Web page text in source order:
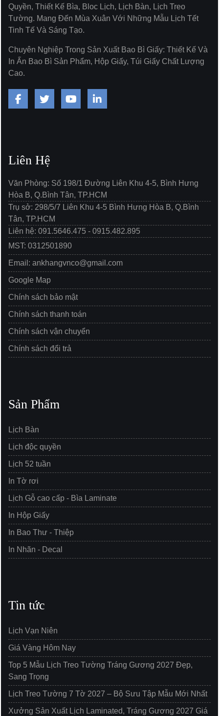
Quyền, Thiết Kế Bìa, Bloc Lịch, Lịch Bàn, Lịch Treo
Tường. Mang Đến Mùa Xuân Với Những Mẫu Lịch Tết
Tinh Tế Và Sáng Tạo.
Chuyên Nghiệp Trong Sản Xuất Bao Bì Giấy: Thiết Kế Và
In Ấn Bao Bì Sản Phẩm, Hộp Giấy, Túi Giấy Chất Lượng
Cao.
Liên Hệ
Văn Phòng: Số 198/1 Đường Liên Khu 4-5, Bình Hưng
Hòa B, Q.Bình Tân, TP.HCM
Trụ sở: 298/5/7 Liên Khu 4-5 Bình Hưng Hòa B, Q.Bình
Tân, TP.HCM
Liên hệ: 091.5646.475 - 0915.482.895
MST: 0312501890
Email: ankhangvnco@gmail.com
Google Map
Chính sách bảo mật
Chính sách thanh toán
Chính sách vận chuyển
Chính sách đổi trả
Sản Phẩm
Lịch Bàn
Lịch độc quyền
Lịch 52 tuần
In Tờ rơi
Lịch Gỗ cao cấp - Bìa Laminate
In Hộp Giấy
In Bao Thư - Thiệp
In Nhãn - Decal
Tin tức
Lịch Vạn Niên
Giá Vàng Hôm Nay
Top 5 Mẫu Lịch Treo Tường Tráng Gương 2027 Đẹp,
Sang Trọng
Lịch Treo Tường 7 Tờ 2027 – Bộ Sưu Tập Mẫu Mới Nhất
Xưởng Sản Xuất Lịch Laminated, Tráng Gương 2027 Giá